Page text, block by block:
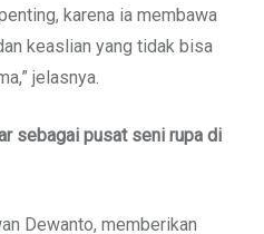
karena ia membawa
keaslian yang tidak bisa
jelasnya.
sebagai pusat seni rupa di
Dewanto, memberikan